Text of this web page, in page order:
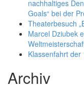
nachhaltiges
Goals“ bei der
Theaterbesuch
Marcel Dziubek
Klassenfahrt
Archiv